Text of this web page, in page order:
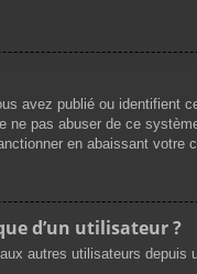
avez publié ou
pas abuser de ce
en abaissant votre
d’un utilisateur ?
autres utilisateurs depuis